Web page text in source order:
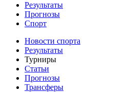
Результаты
Прогнозы
Спорт
Новости спорта
Результаты
Турниры
Статьи
Прогнозы
Трансферы